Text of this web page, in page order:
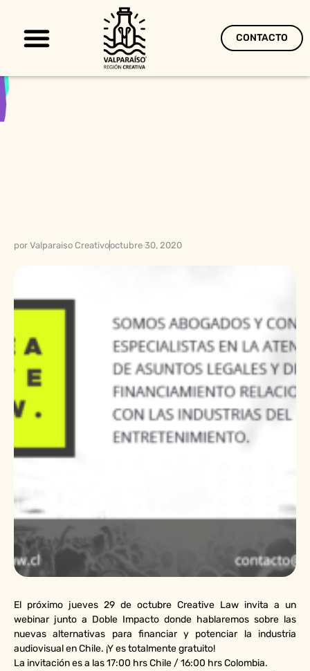
CONTACTO
por Valparaiso Creativooctubre 30, 2020
El próximo jueves 29 de octubre Creative Law invita a un
webinar junto a Doble Impacto donde hablaremos sobre las
nuevas alternativas para financiar y potenciar la industria
audiovisual en Chile. ¡Y es totalmente gratuito!
La invitación es a las 17:00 hrs Chile / 16:00 hrs Colombia.